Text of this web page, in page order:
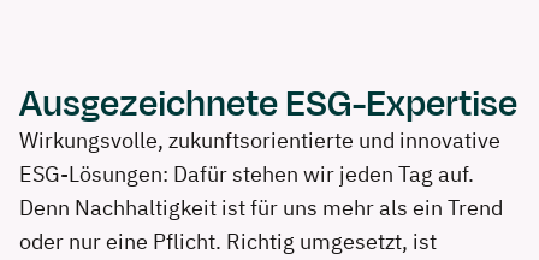
Ausgezeichnete ESG-Expertise
Wirkungsvolle, zukunftsorientierte und innovative
ESG-Lösungen: Dafür stehen wir jeden Tag auf.
Denn Nachhaltigkeit ist für uns mehr als ein Trend
oder nur eine Pflicht. Richtig umgesetzt, ist